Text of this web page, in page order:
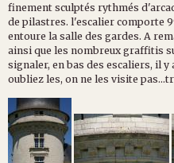
finement sculptés rythmés
de pilastres. l'escalier comporte
entoure la salle des gardes. A
ainsi que les nombreux graffitis
signaler, en bas des escaliers, il
oubliez les, on ne les visite